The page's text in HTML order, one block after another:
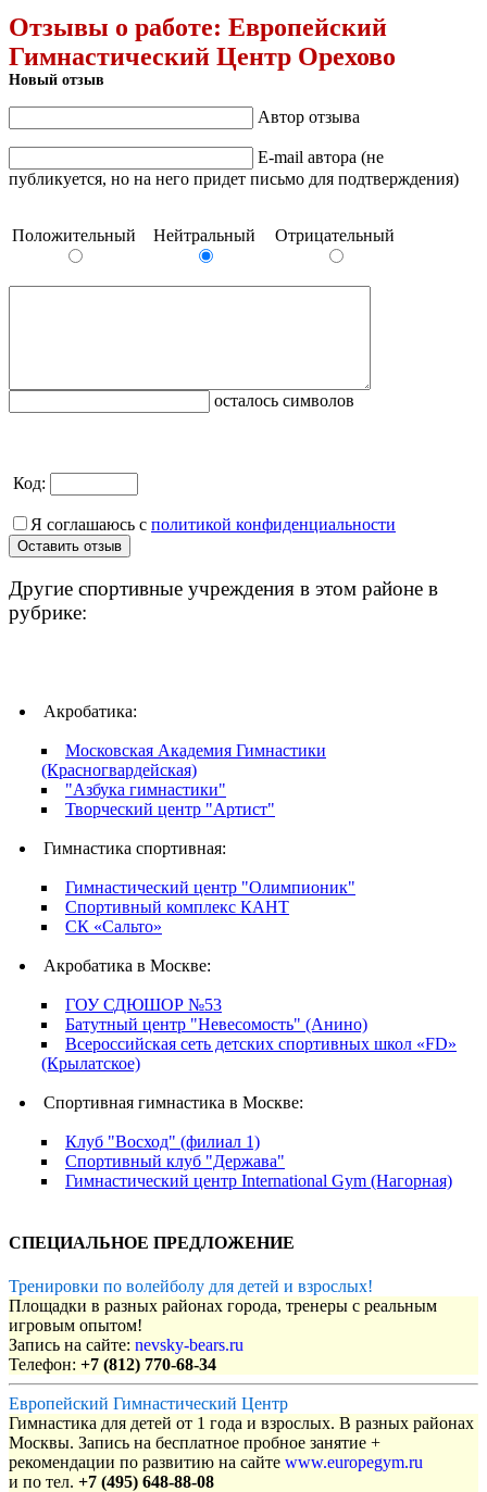
Отзывы о работе: Европейский
Гимнастический Центр Орехово
Новый отзыв
Автор отзыва
E-mail автора (не
публикуется, но на него придет письмо для подтверждения)
Положительный Нейтральный Отрицательный
осталось символов
Код:
Я соглашаюсь с политикой конфиденциальности
Другие спортивные учреждения в этом районе в
рубрике:
Акробатика:
Московская Академия Гимнастики
(Красногвардейская)
"Азбука гимнастики"
Творческий центр "Артист"
Гимнастика спортивная:
Гимнастический центр "Олимпионик"
Спортивный комплекс КАНТ
СК «Сальто»
Акробатика в Москве:
ГОУ СДЮШОР №53
Батутный центр "Невесомость" (Анино)
Всероссийская сеть детских спортивных школ «FD»
(Крылатское)
Спортивная гимнастика в Москве:
Клуб "Восход" (филиал 1)
Спортивный клуб "Держава"
Гимнастический центр International Gym (Нагорная)
СПЕЦИАЛЬНОЕ ПРЕДЛОЖЕНИЕ
Тренировки по волейболу для детей и взрослых!
Площадки в разных районах города, тренеры с реальным
игровым опытом!
Запись на сайте: nevsky-bears.ru
Телефон: +7 (812) 770-68-34
Европейский Гимнастический Центр
Гимнастика для детей от 1 года и взрослых. В разных районах
Москвы. Запись на бесплатное пробное занятие +
рекомендации по развитию на сайте www.europegym.ru
и по тел. +7 (495) 648-88-08